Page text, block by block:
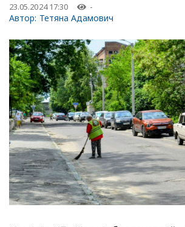
23.05.2024 17:30 -
Автор: Тетяна Адамович